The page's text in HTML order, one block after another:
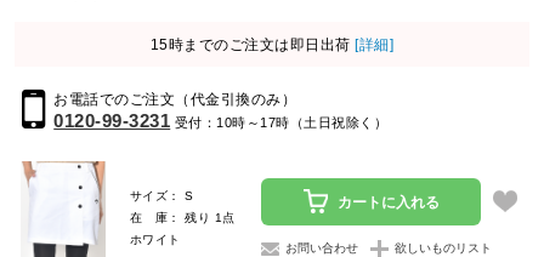
15時までのご注文は即日出荷 [詳細]
お電話でのご注文（代金引換のみ）
0120-99-3231 受付：10時～17時（土日祝除く）
サイズ： S
在 庫： 残り 1点
ホワイト
カートに入れる
お問い合わせ 欲しいものリスト